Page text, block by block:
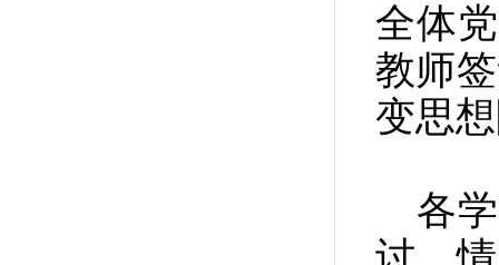
全体
教师
变思
各